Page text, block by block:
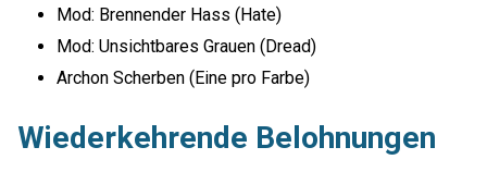
Mod: Brennender Hass (Hate)
Mod: Unsichtbares Grauen (Dread)
Archon Scherben (Eine pro Farbe)
Wiederkehrende Belohnungen